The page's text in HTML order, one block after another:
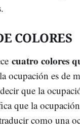
COLORES
cuatro colores
ocupación es de
que la
que la
como una